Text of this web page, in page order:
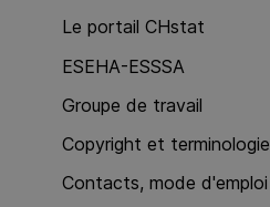
Le portail CHstat
ESEHA-ESSSA
Groupe de travail
Copyright et terminologie
Contacts, mode d'emploi